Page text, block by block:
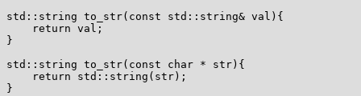
std::string to_str(const std::string& val){
    return val;
}
std::string to_str(const char * str){
    return std::string(str);
}